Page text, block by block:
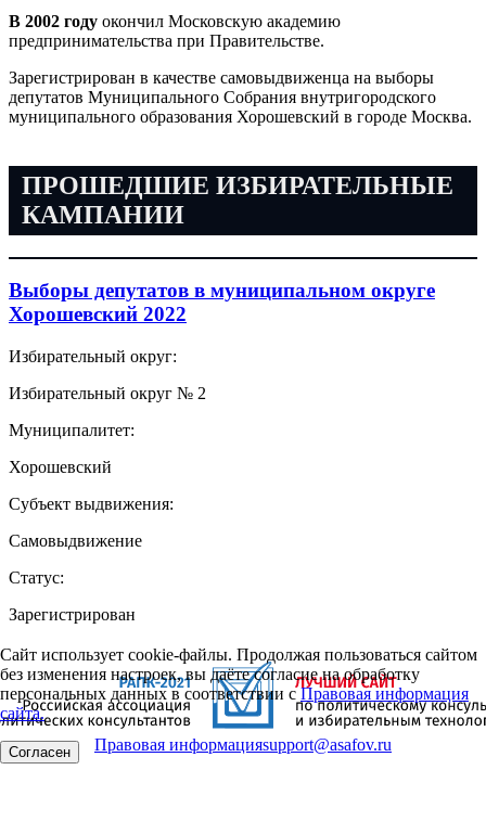
В 2002 году окончил Московскую академию
предпринимательства при Правительстве.
Зарегистрирован в качестве самовыдвиженца на выборы
депутатов Муниципального Собрания внутригородского
муниципального образования Хорошевский в городе Москва.
ПРОШЕДШИЕ ИЗБИРАТЕЛЬНЫЕ
КАМПАНИИ
Выборы депутатов в муниципальном округе
Хорошевский 2022
Избирательный округ:
Избирательный округ № 2
Муниципалитет:
Хорошевский
Субъект выдвижения:
Самовыдвижение
Статус:
Зарегистрирован
Сайт использует cookie-файлы. Продолжая пользоваться сайтом
без изменения настроек, вы даёте согласие на обработку
персональных данных в соответствии сПравовая информация
сайта.
Согласен Правовая информацияsupport@asafov.ru